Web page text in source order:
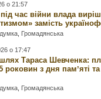
о 21:57
час війни влада
замість
Громадянська
о 17:47
Тараса Шевченка:
роковин з дня памʼяті
Громадянська